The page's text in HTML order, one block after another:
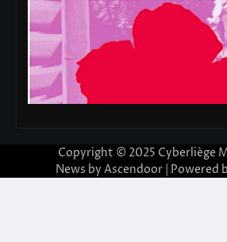
Copyright © 2025 Cyberliège
News by Ascendoor| Powered